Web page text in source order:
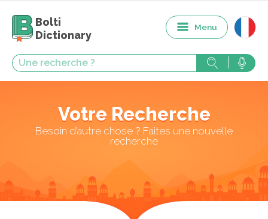
Bolti
Dictionary
Menu
Votre Recherche
Besoin d’autre chose ? Faites une nouvelle
recherche